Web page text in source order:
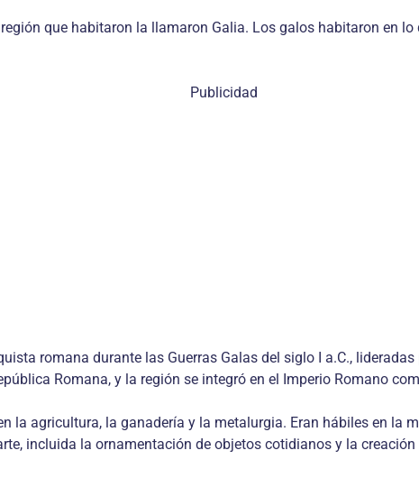
que habitaron la llamaron Galia. Los galos habitaron en
Publicidad
romana durante las Guerras Galas del siglo I a.C.,
Romana, y la región se integró en el Imperio Romano
la agricultura, la ganadería y la metalurgia. Eran hábiles en la
incluida la ornamentación de objetos cotidianos y la